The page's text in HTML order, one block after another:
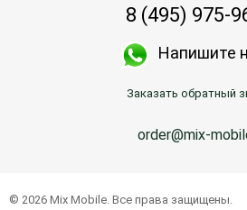
8 (495) 975-
Напишите
Заказать обратный
order@mix-
© 2026 Mix Mobile. Все права защищены.